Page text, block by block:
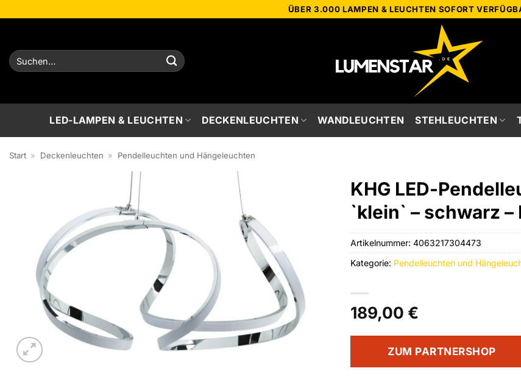
ÜBER 3.000 LAMPEN & LEUCHTEN SOFORT
Suchen
nach:
LED-LAMPEN & LEUCHTEN DECKENLEUCHTEN WANDLEUCHTEN STEHLEUCHTEN
Start » Deckenleuchten » Pendelleuchten und Hängeleuchten
KHG LED-
`klein` – schwarz
189,00 €
ZUM PARTNERSHOP
Artikelnummer: 4063217304473
Kategorie: Pendelleuchten und